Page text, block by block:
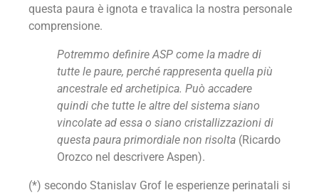
questa paura è ignota e travalica la nostra personale
comprensione.
Potremmo definire ASP come la madre di
tutte le paure, perché rappresenta quella più
ancestrale ed archetipica. Può accadere
quindi che tutte le altre del sistema siano
vincolate ad essa o siano cristallizzazioni di
questa paura primordiale non risolta (Ricardo
Orozco nel descrivere Aspen).
(*) secondo Stanislav Grof le esperienze perinatali si